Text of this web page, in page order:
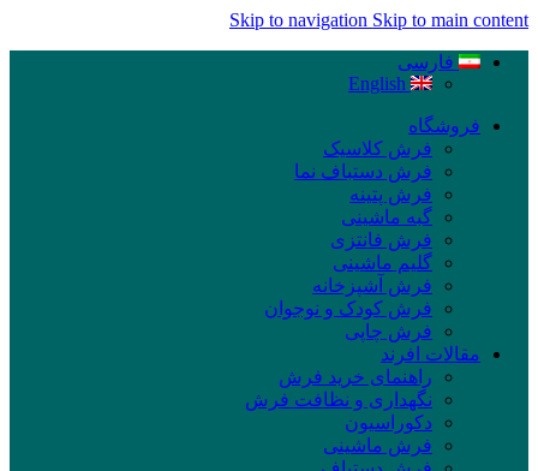
Skip to navigation Skip to main content
فارسی
English
فروشگاه
فرش کلاسیک
فرش دستباف نما
فرش پتینه
گبه ماشینی
فرش فانتزی
گلیم ماشینی
فرش آشپزخانه
فرش کودک و نوجوان
فرش چاپی
مقالات افرند
راهنمای خرید فرش
نگهداری و نظافت فرش
دکوراسیون
فرش ماشینی